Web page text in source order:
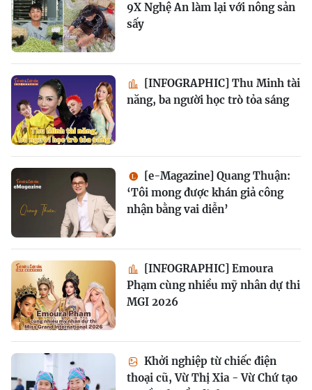
9X Nghệ An làm lại với nông sản
sấy
[INFOGRAPHIC] Thu Minh tài
năng, ba người học trò tỏa sáng
[e-Magazine] Quang Thuận:
‘Tôi mong được khán giả công
nhận bằng vai diễn’
[INFOGRAPHIC] Emoura
Phạm cùng nhiều mỹ nhân dự thi
MGI 2026
Khởi nghiệp từ chiếc điện
thoại cũ, Vừ Thị Xia - Vừ Chứ tạo